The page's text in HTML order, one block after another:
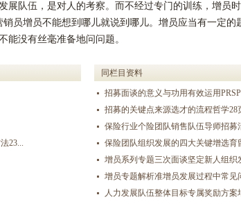
展队伍，是对人的考察。而不经过专门的训练，增员
员增员不能想到哪儿就说到哪儿。增员应当有一定
能没有丝毫准备地问问题。
23...
同栏目资料
招募面谈的意义与功用有效运用
招募的关键点来源选才的流程哲学28
保险行业个险团队销售队伍导师招募
保险团队组织发展的四大关键增选育
增员系列专题三次面谈坚定新人组织
增员专题解析准增员发展过程中常见
人力发展队伍整体目标专属奖励方案